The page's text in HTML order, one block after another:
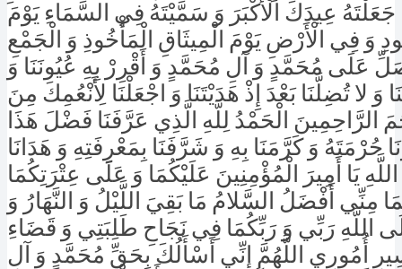
جَعَلْتَهُ عِيدَكَ الْأَكْبَرَ وَ سَمَّيْتَهُ فِي السَّمَاءِ يَوْمَ
وَ فِي الْأَرْضِ يَوْمَ الْمِيثَاقِ الْمَأْخُوذِ وَ الْجَمْعِ
عَلَى مُحَمَّدٍ وَ آلِ مُحَمَّدٍ وَ أَقْرِرْ بِهِ عُيُونَنَا وَ
وَ لا تُضِلَّنَا بَعْدَ إِذْ هَدَيْتَنَا وَ اجْعَلْنَا لِأَنْعُمِكَ مِنَ
الرَّاحِمِينَ الْحَمْدُ لِلَّهِ الَّذِي عَرَّفَنَا فَضْلَ هَذَا
حُرْمَتَهُ وَ كَرَّمَنَا بِهِ وَ شَرَّفَنَا بِمَعْرِفَتِهِ وَ هَدَانَا
يَا أَمِيرَ الْمُؤْمِنِينَ عَلَيْكُمَا وَ عَلَى عِتْرَتِكُمَا
مِنِّي أَفْضَلُ السَّلامُ مَا بَقِيَ اللَّيْلُ وَ النَّهَارُ وَ
اللَّهِ رَبِّي وَ رَبِّكُمَا فِي نَجَاحِ طَلِبَتِي وَ قَضَاءِ
أُمُورِي اللَّهُمَّ إِنِّي أَسْأَلُكَ بِحَقِّ مُحَمَّدٍ وَ آلِ